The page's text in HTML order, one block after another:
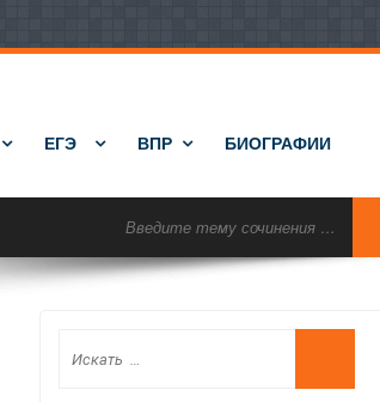
ЕГЭ ВПР БИОГРАФИИ